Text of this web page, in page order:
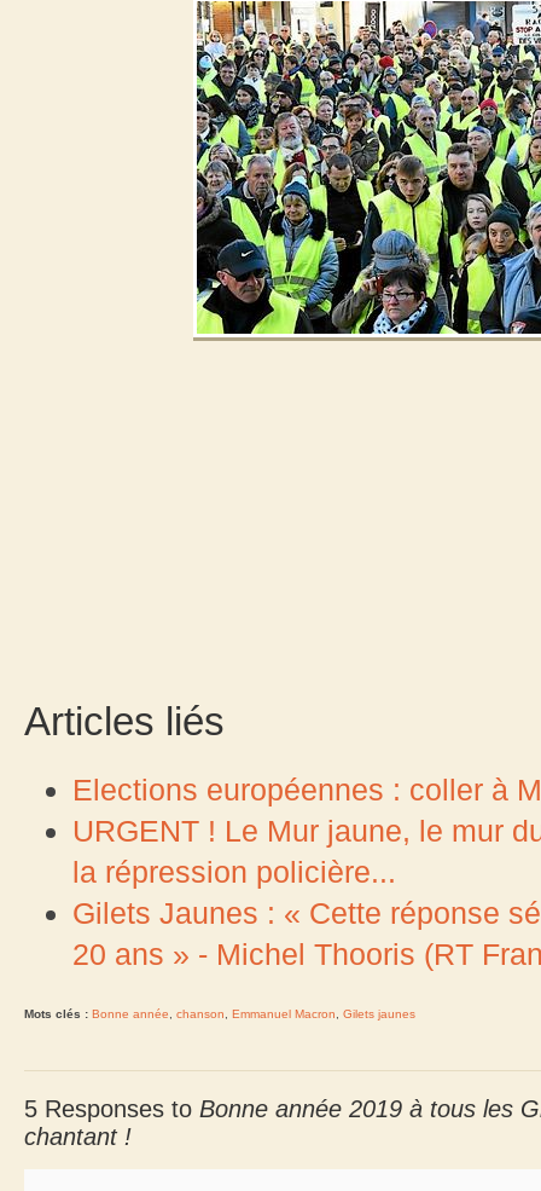
Articles liés
Elections européennes : coller à
URGENT ! Le Mur jaune, le mur
la répression policière...
Gilets Jaunes : « Cette réponse
20 ans » - Michel Thooris (RT
Mots clés : Bonne année chanson Emmanuel Macron Gilets jaunes
5 Responses to Bonne année 2019 à tous les
chantant !